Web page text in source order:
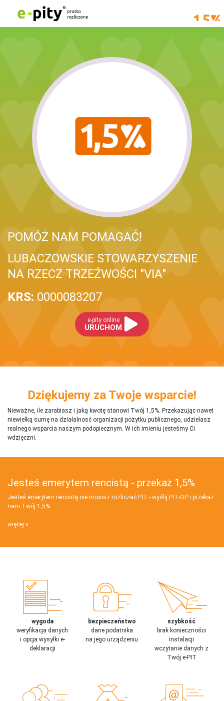
POMÓŻ NAM POMAGAĆ!
LUBACZOWSKIE STOWARZYSZENIE
NA RZECZ TRZEŹWOŚCI "VIA"
KRS: 0000083207
e-pity online
URUCHOM
Dziękujemy za Twoje wsparcie!
Nieważne, ile zarabiasz i jaką kwotę stanowi Twój 1,5%. Przekazując nawet
niewielką sumę na działalnosć organizacji pożytku publicznego, udzielasz
realnego wsparcia naszym podopiecznym. W ich imieniu jesteśmy Ci
wdzięczni.
Jesteś emerytem rencistą - przekaż 1,5%
Jesteś emerytem rencistą nie musisz rozliczać PIT - wyślij PIT‑OP i przekaż
nam Twój 1,5%
więcej
wygoda
weryfikacja danych
i opcja wysyłki e-
deklaracji
bezpieczeństwo
dane podatnika
na jego urządzeniu
szybkość
brak konieczności
instalacji
wczytanie danych z
Twój e-PIT